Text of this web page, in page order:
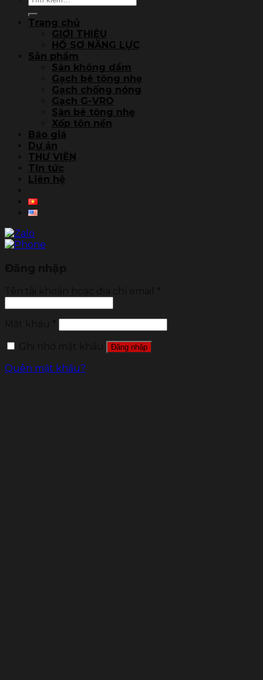
kiếm:
Trang chủ
GIỚI THIỆU
HỒ SƠ NĂNG LỰC
Sản phẩm
Sàn không dầm
Gạch bê tông nhẹ
Gạch chống nóng
Gạch G-VRO
Sàn bê tông nhẹ
Xốp tôn nền
Báo giá
Dự án
THƯ VIỆN
Tin tức
Liên hệ
Đăng nhập
Quên mật khẩu?